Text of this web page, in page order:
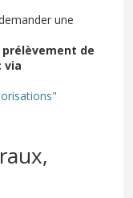
une
de
via